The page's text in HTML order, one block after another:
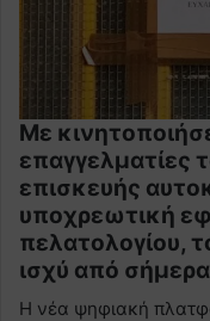
Με
επαγγελματίες
επισκευής
υποχρεωτική
πελατολογίου,
ισχύ από
Η νέα ψηφιακή